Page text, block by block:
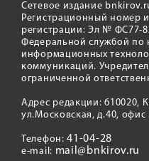
Сетевое издание
Регистрационный номер
регистрации: Эл № ФС77-
Федеральной службой по
информационных
коммуникаций.
ограниченной
Адрес редакции: 610020,
ул.Московская, д.40, офис
Телефон:41-04-28
e-mail: mail@bnkirov.ru